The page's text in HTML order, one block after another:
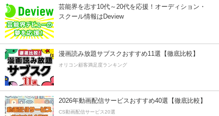
芸能界を志す10代～20代を応援！オーディション・
スクール情報はDeview
漫画読み放題サブスクおすすめ11選【徹底比較】
オリコン顧客満足度ランキング
2026年動画配信サービスおすすめ40選【徹底比較】
CS動画配信サービス20選